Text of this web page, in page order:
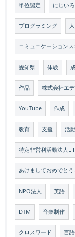
単位認定 にじい
プログラミング
コミュニケーション
愛知県 体験
作品 株式会社エ
YouTube 作成
教育 支援 活
特定非営利活動法人
あけましておめでと
NPO法人 英語
DTM 音楽制作
クロスワード 言